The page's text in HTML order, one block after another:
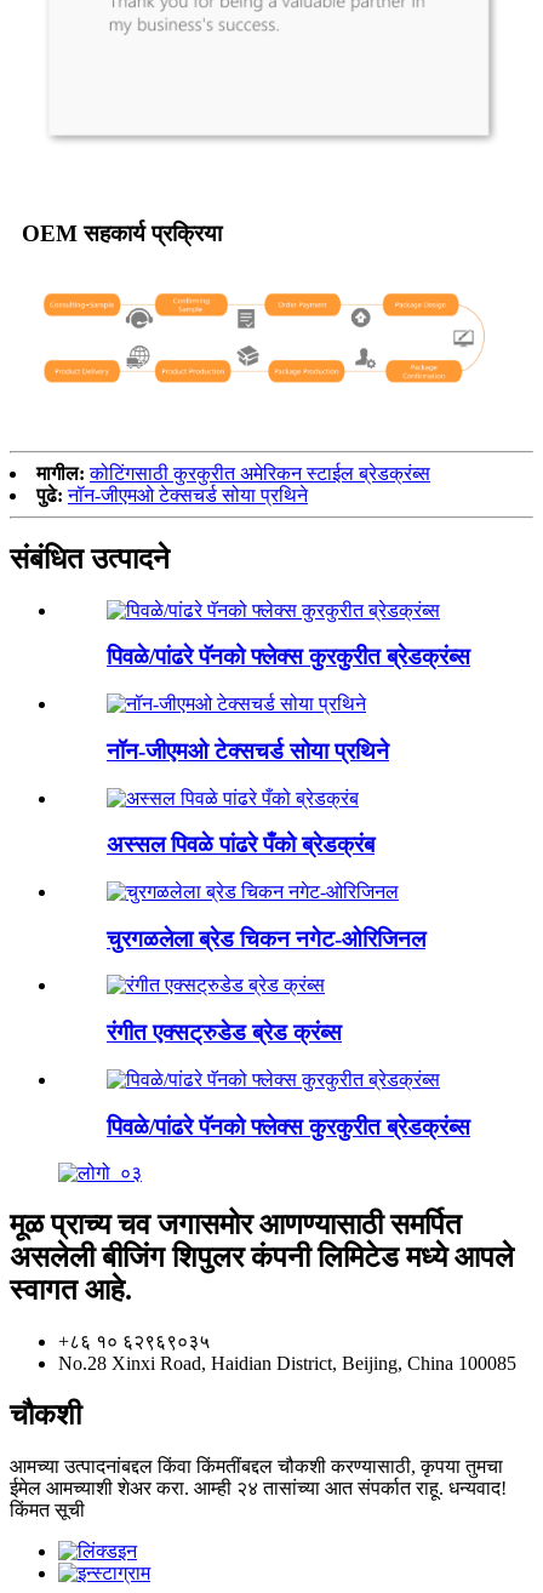
OEM सहकार्य प्रक्रिया
मागील: कोटिंगसाठी कुरकुरीत अमेरिकन स्टाईल ब्रेडक्रंब्स
पुढे: नॉन-जीएमओ टेक्सचर्ड सोया प्रथिने
संबंधित उत्पादने
पिवळे/पांढरे पॅनको फ्लेक्स कुरकुरीत ब्रेडक्रंब्स
नॉन-जीएमओ टेक्सचर्ड सोया प्रथिने
अस्सल पिवळे पांढरे पँको ब्रेडक्रंब
चुरगळलेला ब्रेड चिकन नगेट-ओरिजिनल
रंगीत एक्सट्रुडेड ब्रेड क्रंब्स
पिवळे/पांढरे पॅनको फ्लेक्स कुरकुरीत ब्रेडक्रंब्स
मूळ प्राच्य चव जगासमोर आणण्यासाठी समर्पित
असलेली बीजिंग शिपुलर कंपनी लिमिटेड मध्ये आपले
स्वागत आहे.
+८६ १० ६२९६९०३५
No.28 Xinxi Road, Haidian District, Beijing, China 100085
चौकशी
आमच्या उत्पादनांबद्दल किंवा किंमतींबद्दल चौकशी करण्यासाठी, कृपया तुमचा
ईमेल आमच्याशी शेअर करा. आम्ही २४ तासांच्या आत संपर्कात राहू. धन्यवाद!
किंमत सूची